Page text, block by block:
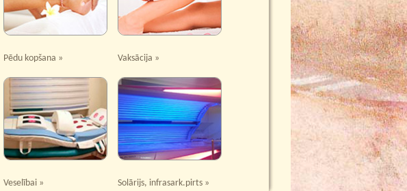
Pēdu kopšana » Vaksācija »
Veselībai » Solārijs, infrasark.pirts »